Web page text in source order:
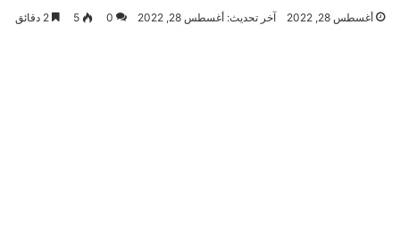
أغسطس 28, 2022 آخر تحديث: أغسطس 28, 2022 0
5